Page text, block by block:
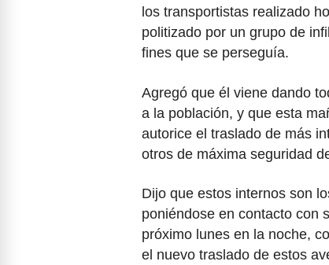
los transportistas realizado
politizado por un grupo de
fines que se perseguía.
Agregó que él viene dando
a la población, y que esta
autorice el traslado de más
otros de máxima seguridad
Dijo que estos internos son
poniéndose en contacto con
próximo lunes en la noche,
el nuevo traslado de estos